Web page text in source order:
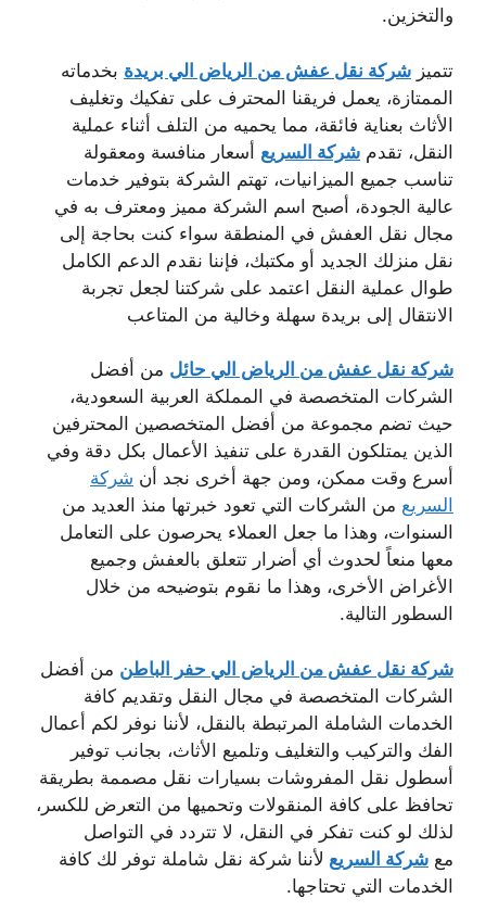
والتخزين.
تتميز شركة نقل عفش من الرياض الي بريدة بخدماته
الممتازة، يعمل فريقنا المحترف على تفكيك وتغليف
الأثاث بعناية فائقة، مما يحميه من التلف أثناء عملية
النقل، تقدم شركة السريع أسعار منافسة ومعقولة
تناسب جميع الميزانيات، تهتم الشركة بتوفير خدمات
عالية الجودة، أصبح اسم الشركة مميز ومعترف به في
مجال نقل العفش في المنطقة سواء كنت بحاجة إلى
نقل منزلك الجديد أو مكتبك، فإننا نقدم الدعم الكامل
طوال عملية النقل اعتمد على شركتنا لجعل تجربة
الانتقال إلى بريدة سهلة وخالية من المتاعب
شركة نقل عفش من الرياض الي حائل من أفضل
الشركات المتخصصة في المملكة العربية السعودية،
حيث تضم مجموعة من أفضل المتخصصين المحترفين
الذين يمتلكون القدرة على تنفيذ الأعمال بكل دقة وفي
أسرع وقت ممكن، ومن جهة أخرى نجد أن شركة
السريع من الشركات التي تعود خبرتها منذ العديد من
السنوات، وهذا ما جعل العملاء يحرصون على التعامل
معها منعاً لحدوث أي أضرار تتعلق بالعفش وجميع
الأغراض الأخرى، وهذا ما نقوم بتوضيحه من خلال
السطور التالية.
شركة نقل عفش من الرياض الي حفر الباطن من أفضل
الشركات المتخصصة في مجال النقل وتقديم كافة
الخدمات الشاملة المرتبطة بالنقل، لأننا نوفر لكم أعمال
الفك والتركيب والتغليف وتلميع الأثاث، بجانب توفير
أسطول نقل المفروشات بسيارات نقل مصممة بطريقة
تحافظ على كافة المنقولات وتحميها من التعرض للكسر،
لذلك لو كنت تفكر في النقل، لا تتردد في التواصل
مع شركة السريع لأننا شركة نقل شاملة توفر لك كافة
الخدمات التي تحتاجها.